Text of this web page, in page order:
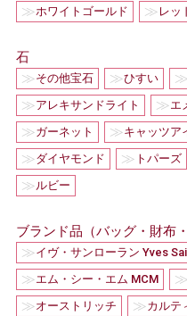
≫ホワイトゴールド ≫ レッ
石
≫その他宝石 ≫ひすい ≫
≫アレキサンドライト ≫エ
≫ガーネット ≫キャッツア
≫ダイヤモンド ≫ トパーズ
≫ルビー
ブランド品（バッグ・財布
≫イヴ・サンローラン Yves
≫エム・シー・エム MCM ≫
≫オーストリッチ ≫カルテ